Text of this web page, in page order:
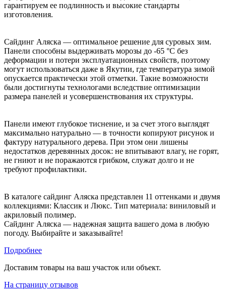
гарантируем ее подлинность и высокие стандарты
изготовления.
Сайдинг Аляска — оптимальное решение для суровых зим.
Панели способны выдерживать морозы до -65 °C без
деформации и потери эксплуатационных свойств, поэтому
могут использоваться даже в Якутии, где температура зимой
опускается практически этой отметки. Такие возможности
были достигнуты технологами вследствие оптимизации
размера панелей и усовершенствования их структуры.
Панели имеют глубокое тиснение, и за счет этого выглядят
максимально натурально — в точности копируют рисунок и
фактуру натурального дерева. При этом они лишены
недостатков деревянных досок: не впитывают влагу, не горят,
не гниют и не поражаются грибком, служат долго и не
требуют профилактики.
В каталоге сайдинг Аляска представлен 11 оттенками и двумя
коллекциями: Классик и Люкс. Тип материала: виниловый и
акриловый полимер.
Сайдинг Аляска — надежная защита вашего дома в любую
погоду. Выбирайте и заказывайте!
Подробнее
Доставим товары на ваш участок или объект.
На страницу отзывов